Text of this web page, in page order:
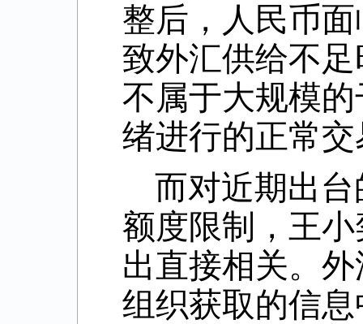
整后，人民币
致外汇供给不
不属于大规模
绪进行的正常
而对近期出
额度限制，王
出直接相关。
组织获取的信